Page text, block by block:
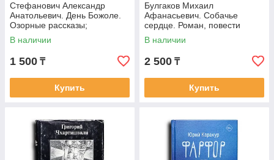
Стефанович Александр
Анатольевич. День Божоле.
Озорные рассказы;
Казанова-2000: Разговоры о
жизни, любви,
В наличии
1 500 ₸
Купить
Булгаков Михаил
Афанасьевич. Собачье
сердце. Роман, повести
В наличии
2 500 ₸
Купить